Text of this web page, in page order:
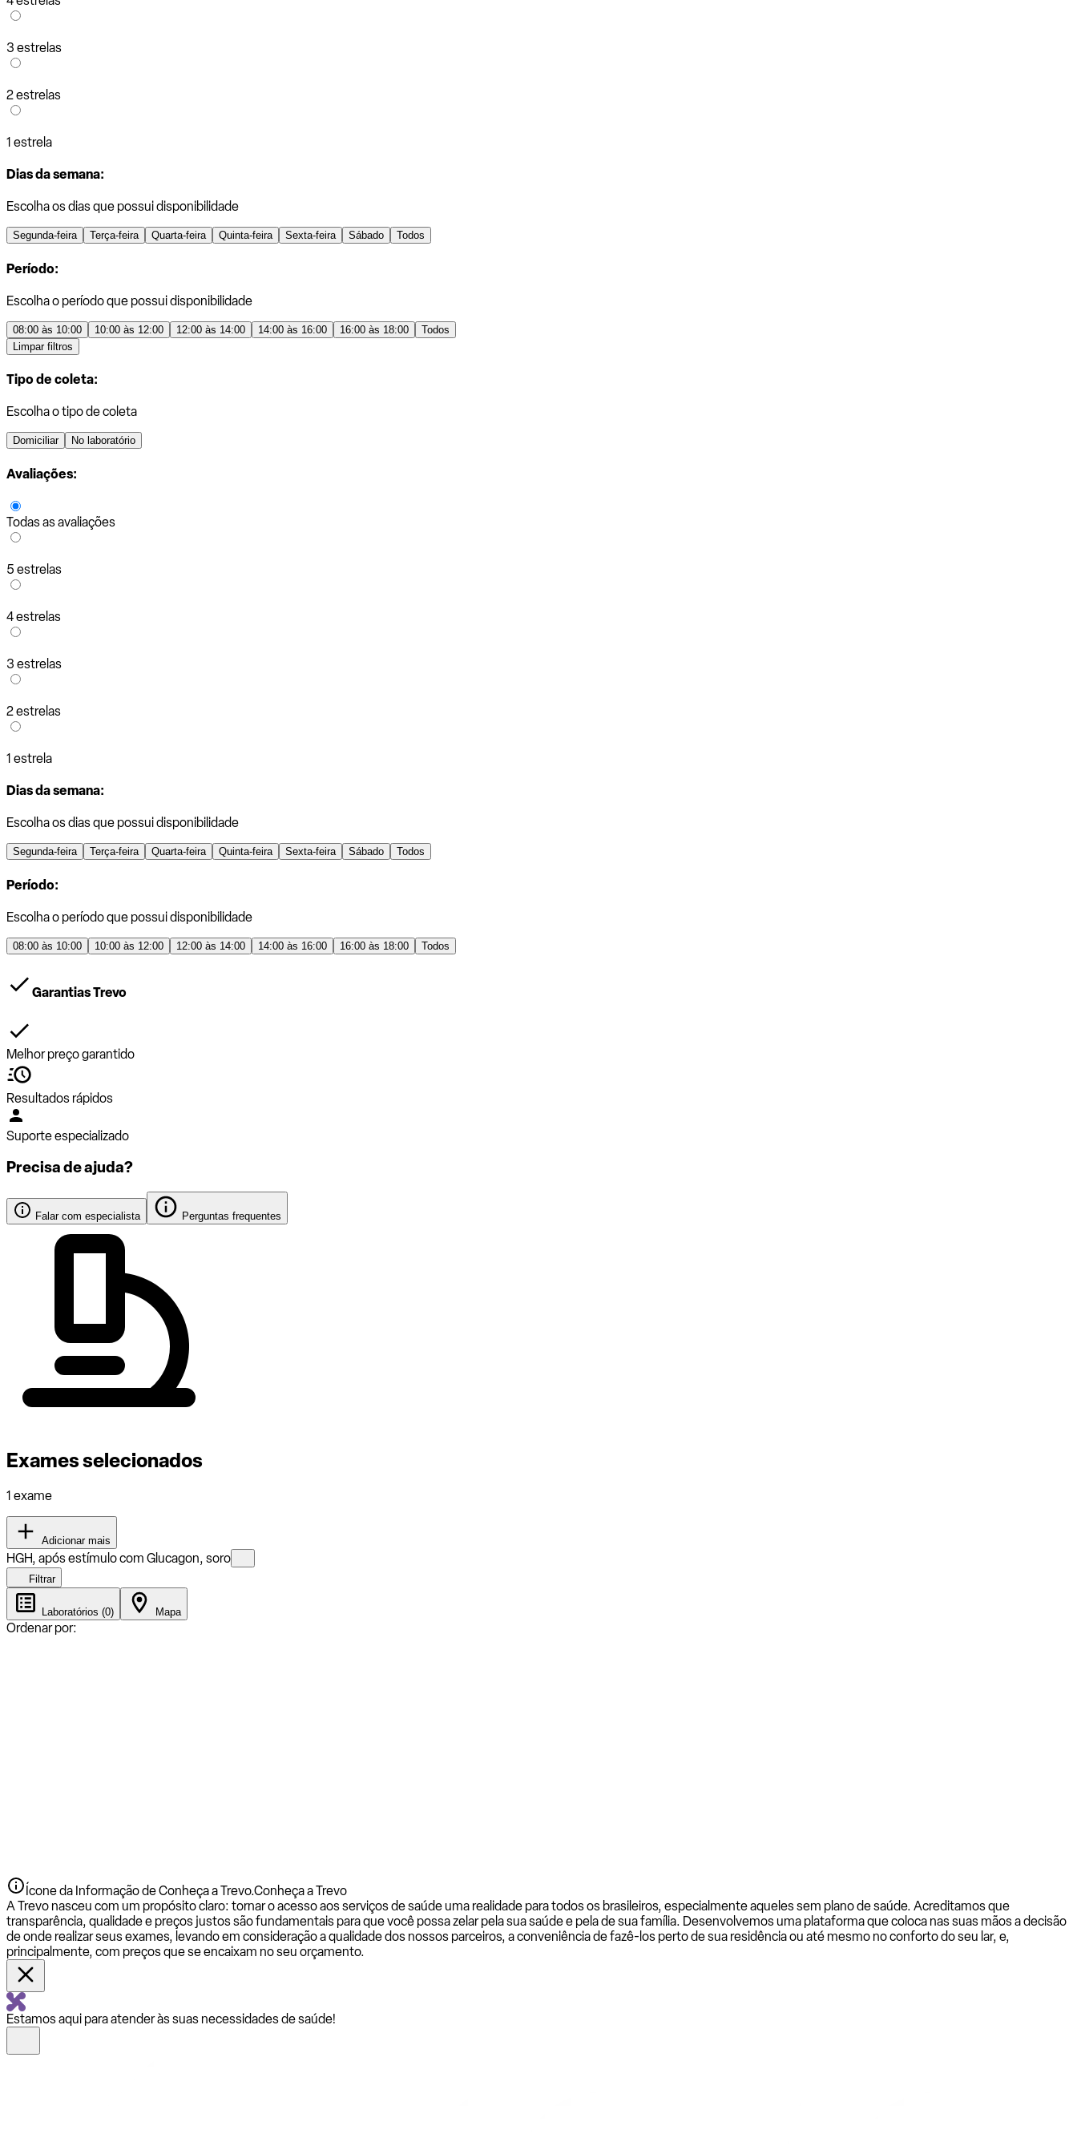
3 estrelas
2 estrelas
1 estrela
Dias da semana:
Escolha os dias que possui disponibilidade
Segunda-feira Terça-feira Quarta-feira Quinta-feira Sexta-feira Sábado Todos
Período:
Escolha o período que possui disponibilidade
08:00 às 10:00 10:00 às 12:00 12:00 às 14:00 14:00 às 16:00 16:00 às 18:00
Todos
Limpar filtros
Tipo de coleta:
Escolha o tipo de coleta
Domiciliar No laboratório
Avaliações:
Todas as avaliações
5 estrelas
4 estrelas
3 estrelas
2 estrelas
1 estrela
Dias da semana:
Escolha os dias que possui disponibilidade
Segunda-feira Terça-feira Quarta-feira Quinta-feira Sexta-feira Sábado Todos
Período:
Escolha o período que possui disponibilidade
08:00 às 10:00 10:00 às 12:00 12:00 às 14:00 14:00 às 16:00 16:00 às 18:00 Todos
Garantias Trevo
Melhor preço garantido
Resultados rápidos
Suporte especializado
Precisa de ajuda?
Falar com especialista Perguntas frequentes
Exames selecionados
1 exame
Adicionar mais
HGH, após estímulo com Glucagon, soro
Filtrar
Laboratórios (0) Mapa
Ordenar por:
Ícone da Informação de Conheça a Trevo.Conheça a Trevo
A Trevo nasceu com um propósito claro: tornar o acesso aos serviços de saúde uma realidade para todos os brasileiros, especialmente aqueles sem plano de saúde. Acreditamos que
transparência, qualidade e preços justos são fundamentais para que você possa zelar pela sua saúde e pela de sua família. Desenvolvemos uma plataforma que coloca nas suas mãos a decisão
de onde realizar seus exames, levando em consideração a qualidade dos nossos parceiros, a conveniência de fazê-los perto de sua residência ou até mesmo no conforto do seu lar, e,
principalmente, com preços que se encaixam no seu orçamento.
Estamos aqui para atender às suas necessidades de saúde!